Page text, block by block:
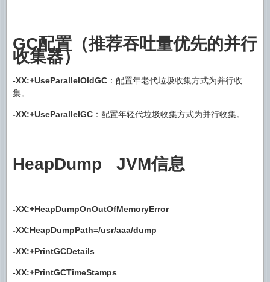
GC配置（推荐吞吐量优先的并行
收集器）
-XX:+UseParallelOldGC ：配置年老代垃圾收集方式为并行收
集。
-XX:+UseParallelGC ：配置年轻代垃圾收集方式为并行收集。
HeapDump JVM信息
-XX:+HeapDumpOnOutOfMemoryError
-XX:HeapDumpPath=/usr/aaa/dump
-XX:+PrintGCDetails
-XX:+PrintGCTimeStamps